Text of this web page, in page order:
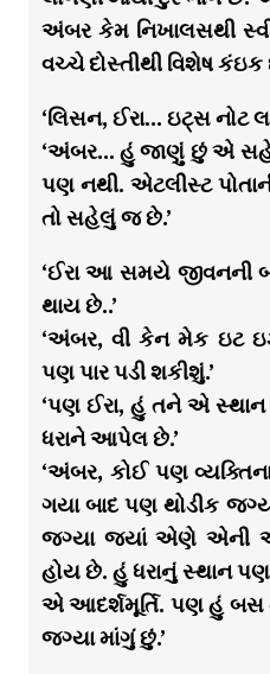
અંબર કેમ નિખાલસથી
વચ્ચે દોસ્તીથી વિશેષ
‘લિસન, ઈરા… ઇટ્સ નોટ
‘અંબર… હું જાણું છું એ
પણ નથી. એટલીસ્ટ
તો સહેલું જ છે.’
‘ઈરા આ સમયે જીવનની
થાય છે..’
‘અંબર, વી કેન મેક ઇટ
પણ પાર પડી શકીશું.’
‘પણ ઈરા, હું તને એ
ધરાને આપેલ છે.’
‘અંબર, કોઈ પણ
ગયા બાદ પણ થોડીક
જગ્યા જ્યાં એણે એની
હોય છે. હું ધરાનું સ્થાન
એ આદર્શમૂર્તિ. પણ હું બસ
જગ્યા માંગું છું.’